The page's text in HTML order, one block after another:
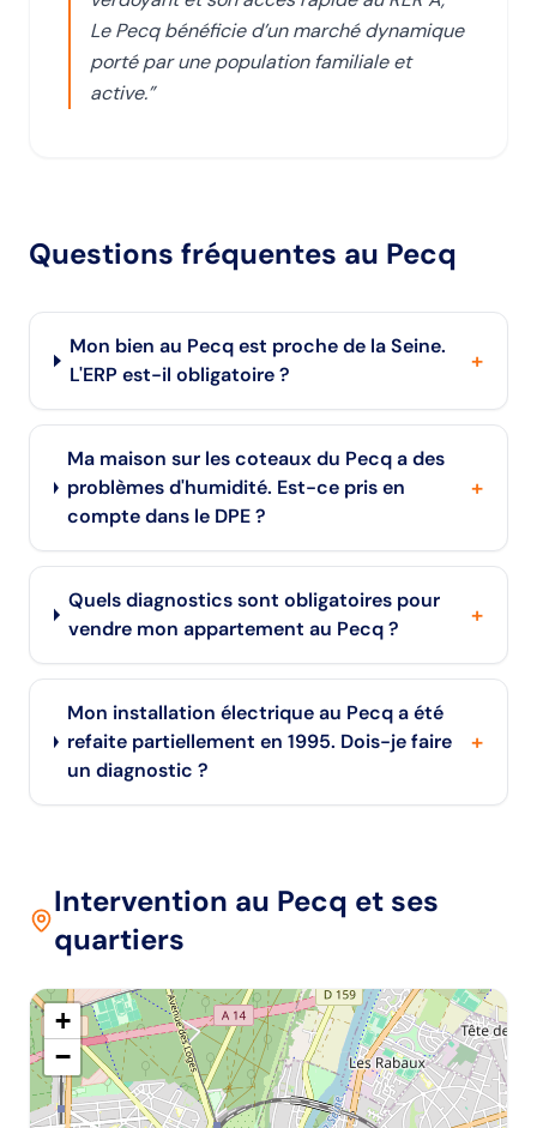
Le Pecq bénéficie d’un marché dynamique
porté par une population familiale et
active.”
Questions fréquentes au Pecq
Mon bien au Pecq est proche de la Seine.
L'ERP est-il obligatoire ?
+
Ma maison sur les coteaux du Pecq a des
problèmes d'humidité. Est-ce pris en
compte dans le DPE ?
+
Quels diagnostics sont obligatoires pour
vendre mon appartement au Pecq ?
+
Mon installation électrique au Pecq a été
refaite partiellement en 1995. Dois-je faire
un diagnostic ?
+
Intervention au Pecq et ses
quartiers
+
−